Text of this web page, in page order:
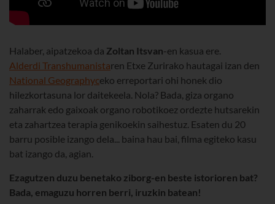
Halaber, aipatzekoa da Zoltan Itsvan-en kasua ere.
Alderdi Transhumanistaren Etxe Zurirako hautagai izan den
National Geographyceko erreportari ohi honek dio
hilezkortasuna lor daitekeela. Nola? Bada, giza organo
zaharrak edo gaixoak organo robotikoez ordezte hutsarekin
eta zahartzea terapia genikoekin saihestuz. Esaten du 20
barru posible izango dela... baina hau bai, filma egiteko kasu
bat izango da, agian.
Ezagutzen duzu benetako ziborg-en beste istorioren bat?
Bada, emaguzu horren berri, iruzkin batean!